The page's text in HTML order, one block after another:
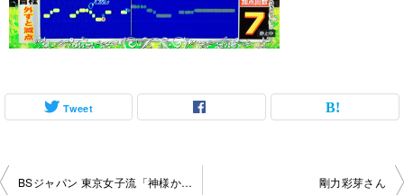
Tweet
投
BSジャパン 東京女子流「神様からの宿題」 剛力彩芽さん